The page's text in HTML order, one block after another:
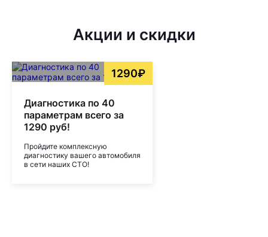
Акции и скидки
1290₽
Диагностика по 40
параметрам всего за
1290 руб!
Пройдите комплексную
диагностику вашего автомобиля
в сети наших СТО!